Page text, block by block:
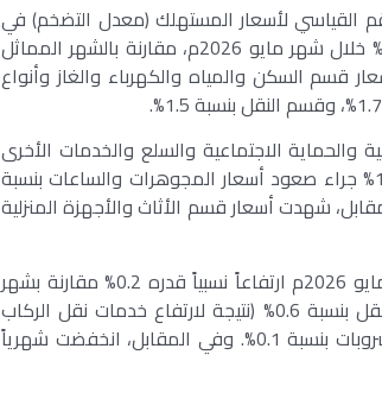
القياسي لأسعار المستهلك (معدل التضخم) في
المملكة العربية السعودية ارتفاعاً على أساس سنوي بلغت نسبته 1.8% خلال شهر مايو 2026م، مقارنة بالشهر المماثل
قسم السكن والمياه والكهرباء والغاز وأنواع
الاجتماعية والسلع والخدمات الأخرى
قفزة بنسبة 5.6%، مدفوعاً بارتفاع أسعار الأمتعة الشخصية بنسبة 18.5% جراء صعود أسعار المجوهرات والساعات بنسبة
والرياضة والثقافة بنسبة 2.6%. وفي المقابل، شهدت أسعار قسم الأثاث والأجهزة المنزلية
أما على أساس شهري، فقد سجل مؤشر أسعار المستهلك في شهر مايو 2026م ارتفاعاً نسبياً قدره 0.2% مقارنة بشهر
أبريل من العام نفسه. وجاء هذا التحرك مدفوعاً بنمو أسعار قسم النقل بنسبة 0.6% (نتيجة لارتفاع خدمات نقل الركاب
بنسبة 1.9%)، وصعود أسعار قسم السكن بنسبة 0.2%، والأغذية والمشروبات بنسبة 0.1%. وفي المقابل، انخفضت شهرياً